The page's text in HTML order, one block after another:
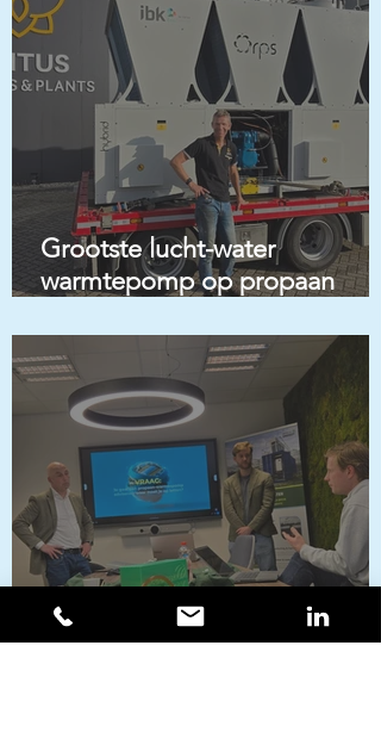
Grootste lucht-water
warmtepomp op propaan
Live Partner-event IBK &